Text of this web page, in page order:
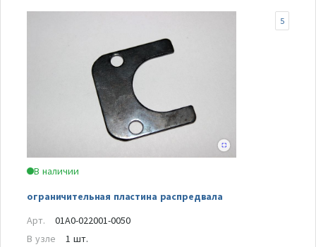
В наличии
ограничительная пластина распредвала
5
Арт.
01A0-022001-0050
В узле
1 шт.